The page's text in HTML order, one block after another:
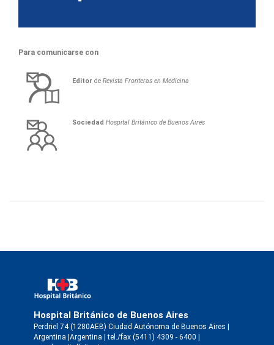
Para comunicarse con
Editor deRevista Fronteras en Medicina
Sociedad Hospital Británico de Buenos Aires
Hospital Británico de Buenos Aires
Perdriel 74 (1280AEB) Ciudad Autónoma de Buenos Aires |
Argentina |Argentina | tel./fax (5411) 4309 - 6400 |